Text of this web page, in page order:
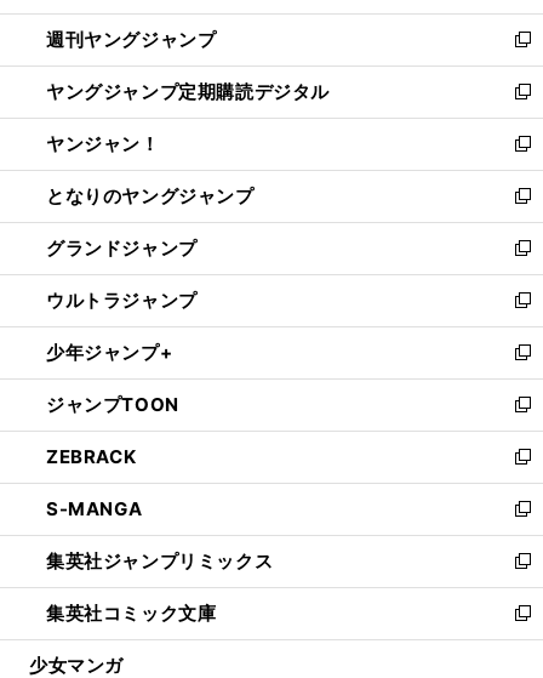
開
く
ウ
で
開
く
ン
ド
ウ
で
開
く
ウ
ィ
ン
ド
ウ
で
開
く
週刊ヤングジャンプ
新
し
い
ウ
ィ
ン
ド
ウ
で
開
く
ヤングジャンプ定期購読デジタル
新
し
い
ウ
ィ
ン
ド
ウ
で
開
く
ヤンジャン！
新
し
い
ウ
ィ
ン
ド
ウ
で
開
く
となりのヤングジャンプ
新
し
い
ウ
ィ
ン
ド
ウ
で
開
く
グランドジャンプ
新
し
い
ウ
ィ
ン
ド
ウ
で
開
く
ウルトラジャンプ
新
し
い
ウ
ィ
ン
ド
ウ
で
開
く
少年ジャンプ+
新
し
い
ウ
ィ
ン
ド
ウ
で
開
く
ジャンプTOON
新
し
い
ウ
ィ
ン
ド
ウ
で
開
ZEBRACK
新
し
い
ウ
ィ
ン
ド
ウ
S-MANGA
新
し
い
ウ
ィ
ン
集英社ジャンプリミックス
新
し
い
ウ
集英社コミック文庫
新
し
少女マンガ